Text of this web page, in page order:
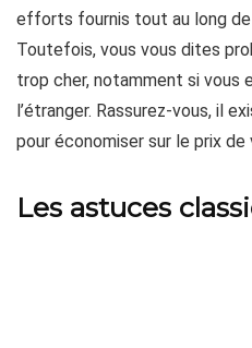
efforts fournis tout au long de
Toutefois, vous vous dites
trop cher, notamment si vous
l’étranger. Rassurez-vous, il
pour économiser sur le prix de
Les astuces